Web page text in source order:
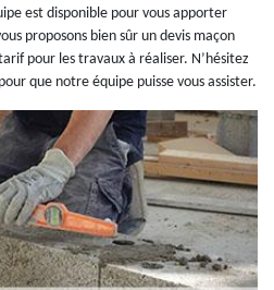
est disponible pour vous apporter
proposons bien sûr un devis maçon
pour les travaux à réaliser. N’hésitez
que notre équipe puisse vous assister.